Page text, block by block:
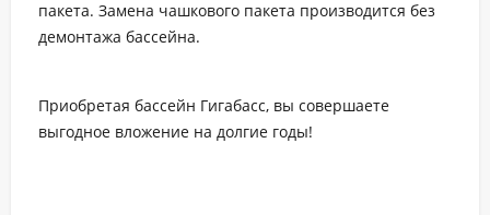
пакета. Замена чашкового пакета производится без
демонтажа бассейна.
Приобретая бассейн Гигабасс, вы совершаете
выгодное вложение на долгие годы!